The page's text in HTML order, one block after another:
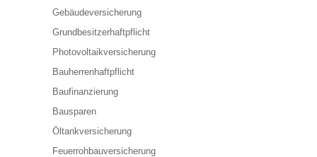
Gebäudeversicherung
Grundbesitzerhaftpflicht
Photovoltaikversicherung
Bauherrenhaftpflicht
Baufinanzierung
Bausparen
Öltankversicherung
Feuerrohbauversicherung